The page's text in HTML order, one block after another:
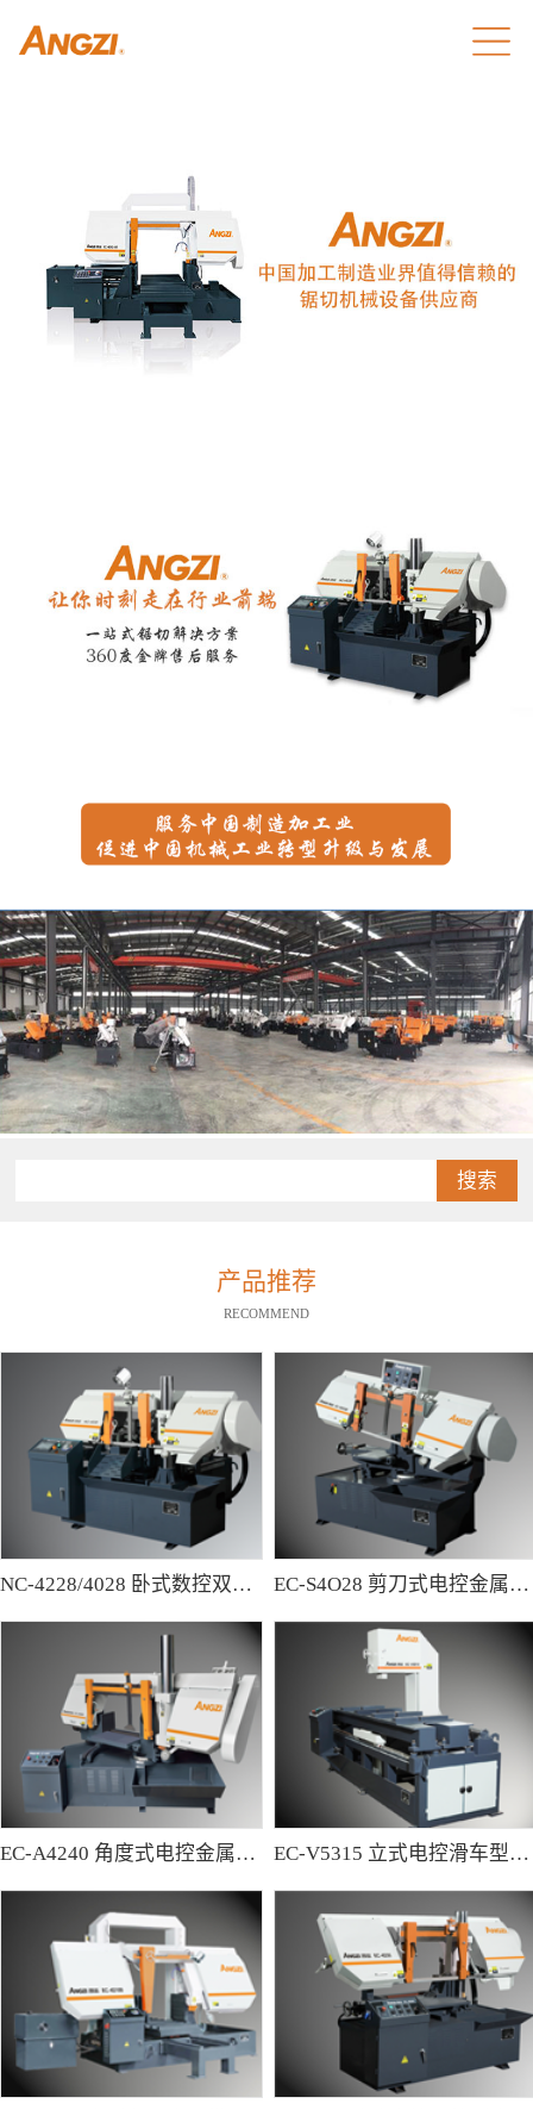
搜索
产品推荐
RECOMMEND
NC-4228/4028 卧式数控双柱型带锯床 EC-S4O28 剪刀式电控金属带锯床
EC-A4240 角度式电控金属带锯床 EC-V5315 立式电控滑车型金属带锯床